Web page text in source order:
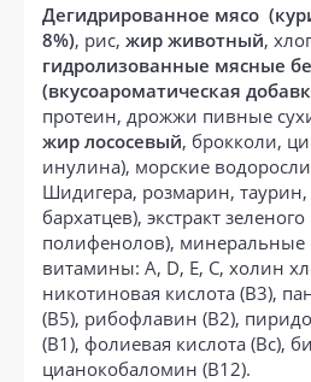
Дегидрированное мясо
8%), рис, жир животный,
гидролизованные мясные
(вкусоароматическая
протеин, дрожжи пивные
жир лососевый, брокколи,
инулина), морские
Шидигера, розмарин, таурин,
бархатцев), экстракт
полифенолов), минеральные
витамины: А, D, Е, С, холин
никотиновая кислота (В3),
(В5), рибофлавин (В2),
(В1), фолиевая кислота (Вc),
цианокобаломин (В12).